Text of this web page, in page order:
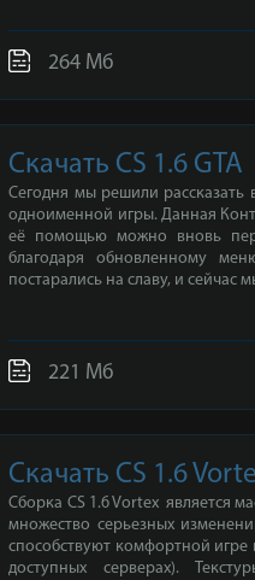
264 Мб
Скачать CS 1.6 GTA
Сегодня мы решили
одноименной игры. Данная
её помощью можно вновь
благодаря обновленному
постарались на славу, и сейчас
221 Мб
Скачать CS 1.6
Сборка CS 1.6 Vortex является
множество серьезных
способствуют комфортной
доступных серверах).